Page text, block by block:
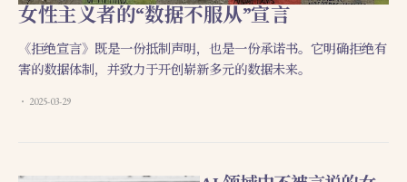
女性主义者的“数据不服从”宣言
《拒绝宣言》既是一份抵制声明，也是一份承诺书。它明确拒绝有
害的数据体制，并致力于开创崭新多元的数据未来。
2025-03-29